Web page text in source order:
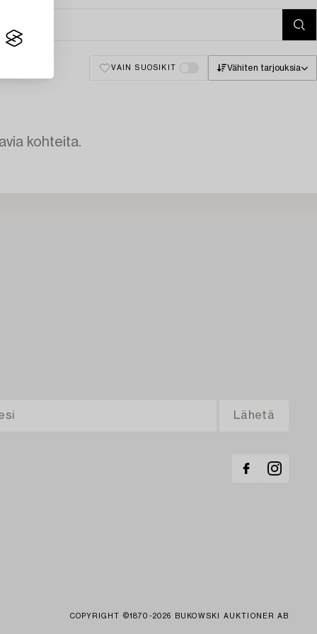
VAIN SUOSIKIT Vähiten tarjouksia
kohteita.
COPYRIGHT ©1870-2026 BUKOWSKI AUKTIONER AB